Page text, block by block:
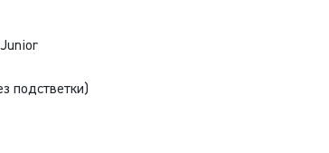
подстветки)